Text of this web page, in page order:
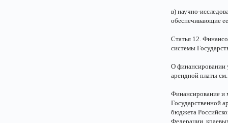
в) научно-
обеспечивающие
Статья 12.
системы
О финансировании
арендной платы
Финансирование и
Государственной
бюджета
Федерации,